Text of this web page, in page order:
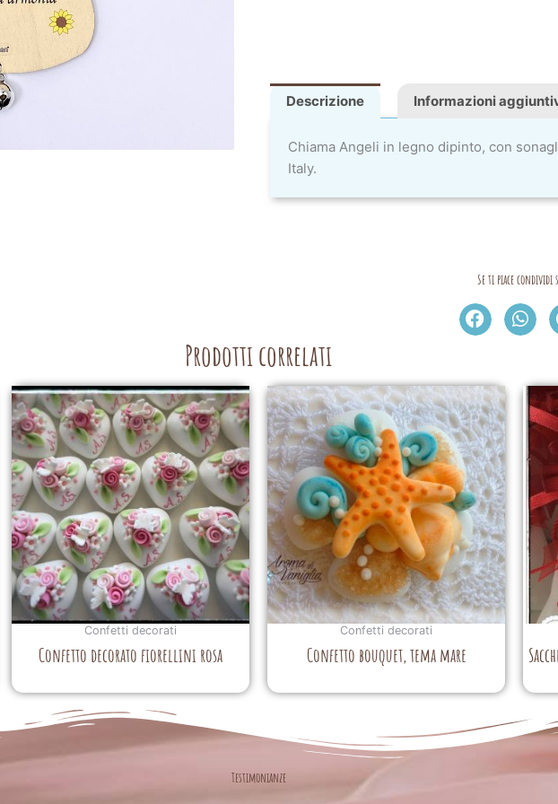
Descrizione Informazioni
Chiama Angeli in legno dipinto, con
Italy.
Se ti piace condividi
Prodotti correlati
Confetti decorati
Confetto decorato fiorellini rosa
Confetti decorati
Confetto bouquet, tema mare
Testimonianze